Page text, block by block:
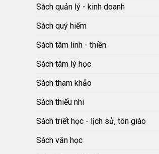
Sách quản lý - kinh doanh
Sách quý hiếm
Sách tâm linh - thiền
Sách tâm lý học
Sách tham khảo
Sách thiếu nhi
Sách triết học - lịch sử, tôn giáo
Sách văn học